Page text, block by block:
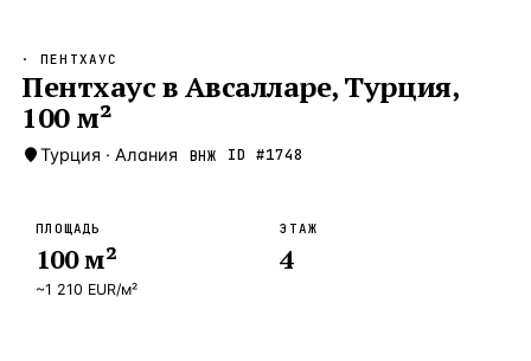
Новороссийск — Локация
Стамбул
Анталия
ЧАСТО ИЩУТ
Турция
· ПЕНТХАУС
Пентхаус в Авсалларе, Турция,
100 м²
Турция · Алания ВНЖ ID #1748
ПЛОЩАДЬ
100м²
~1 210 EUR/м²
ЭТАЖ
4